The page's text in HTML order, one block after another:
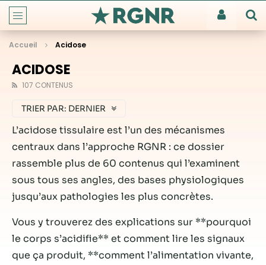
Accueil Acidose
ACIDOSE
107 CONTENUS
TRIER PAR: DERNIER
L’acidose tissulaire est l’un des mécanismes
centraux dans l’approche RGNR : ce dossier
rassemble plus de 60 contenus qui l’examinent
sous tous ses angles, des bases physiologiques
jusqu’aux pathologies les plus concrètes.
Vous y trouverez des explications sur **pourquoi
le corps s’acidifie** et comment lire les signaux
que ça produit, **comment l’alimentation vivante,